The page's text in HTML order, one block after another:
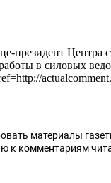
президент Центра
в силовых
материалы
к комментариям